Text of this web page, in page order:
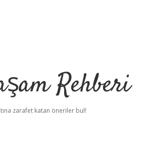
Rehberi
zarafet katan öneriler bul!